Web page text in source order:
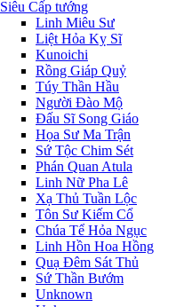
Siêu Cấp tướng
Linh Miêu Sư
Liệt Hỏa Kỵ Sĩ
Kunoichi
Rồng Giáp Quỷ
Túy Thần Hầu
Người Đào Mộ
Đấu Sĩ Song Giáo
Họa Sư Ma Trận
Sứ Tộc Chim Sét
Phán Quan Atula
Linh Nữ Pha Lê
Xạ Thủ Tuần Lộc
Tôn Sư Kiếm Cổ
Chúa Tể Hỏa Ngục
Linh Hồn Hoa Hồng
Quạ Đêm Sát Thủ
Sứ Thần Bướm
Unknown